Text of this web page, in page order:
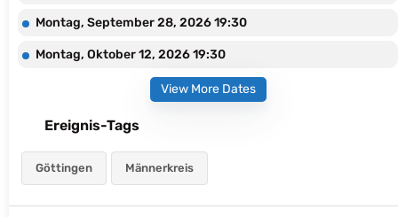
Montag, September 28, 2026 19:30
Montag, Oktober 12, 2026 19:30
View More Dates
Ereignis-Tags
Göttingen Männerkreis